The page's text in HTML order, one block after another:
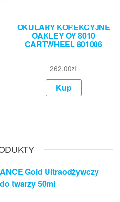
OKULARY KOREKCYJNE
OAKLEY OY 8010
CARTWHEEL 801006
262,00zł
Kup
Gold Ultraodżywczy
twarzy 50ml